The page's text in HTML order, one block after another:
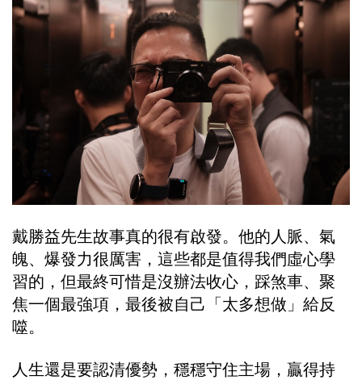
戴勝益先生故事真的很有啟發。他的人脈、氣
魄、爆發力很厲害，這些都是值得我們虛心學
習的，但最終可惜是沒辦法收心，踩煞車、聚
焦一個最強項，最後被自己「太多想做」給反
噬。
人生還是要認清優勢，穩穩守住主場，贏得持